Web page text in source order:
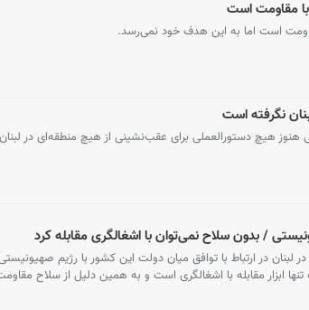
با مقاومت است
است اما به این هدف خود نمی‌رسد.
نگرفته است
هیچ دستورالعملی برای عقب‌نشینی از هیچ منطقه‌ای در
/ بدون سلاح نمی‌توان با اشغالگری مقابله کرد
در ارتباط با توافق میان دولت این کشور با رژیم
ابزار مقابله با اشغالگری است و به همین دلیل از سلاح